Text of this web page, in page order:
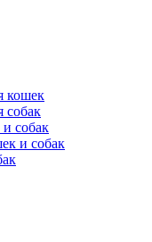
кошек
собак
собак
и собак